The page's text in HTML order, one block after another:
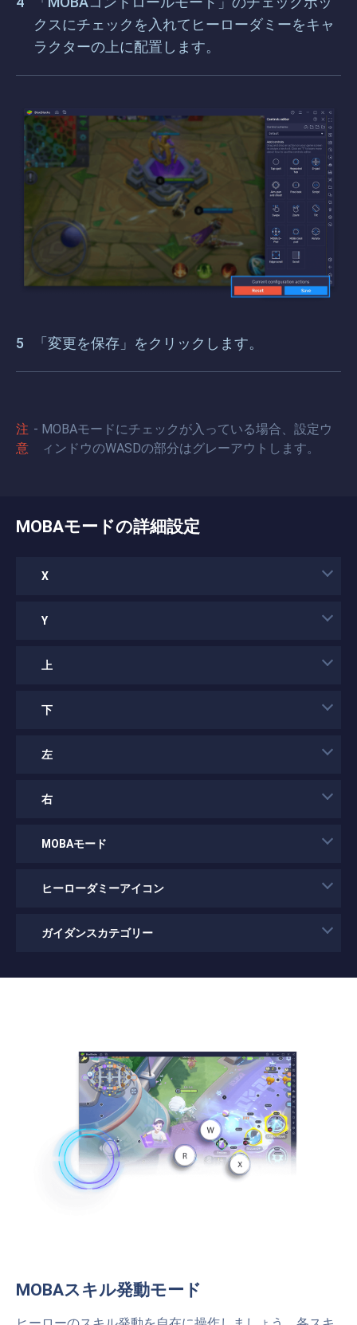
クスにチェックを入れてヒーローダミーをキャ
ラクターの上に配置します。
「変更を保存」をクリックします。
注
意
MOBAモードにチェックが入っている場合、設定ウ
ィンドウのWASDの部分はグレーアウトします。
MOBAモードの詳細設定
X
Y
上
下
左
右
MOBAモード
ヒーローダミーアイコン
ガイダンスカテゴリー
MOBAスキル発動モード